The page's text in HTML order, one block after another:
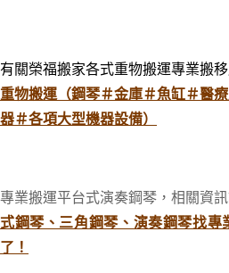
有關榮福搬家各式重物搬運專業搬
重物搬運（鋼琴＃金庫＃魚缸＃醫
器＃各項大型機器設備）
專業搬運平台式演奏鋼琴，相關資訊
式鋼琴、三角鋼琴、演奏鋼琴找專
了！